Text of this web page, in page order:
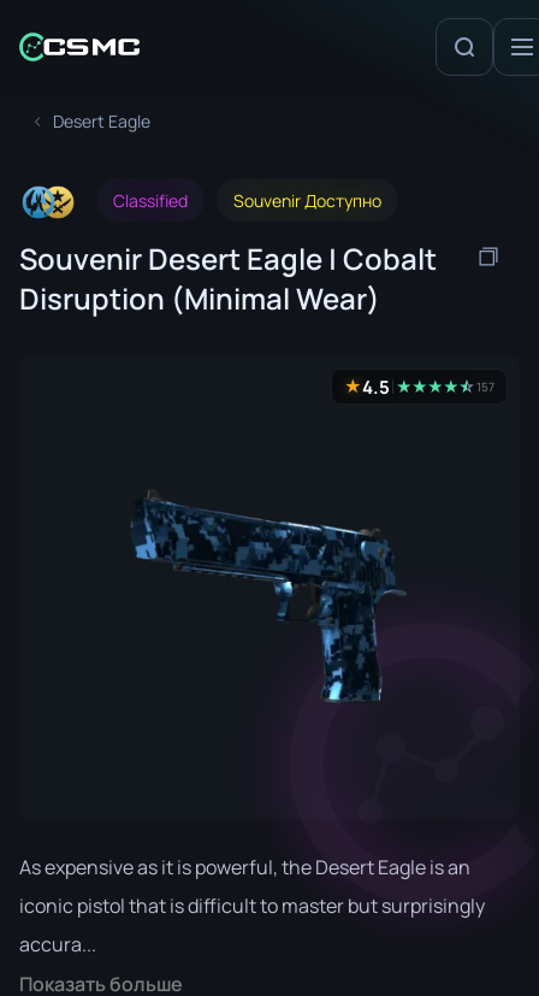
Desert Eagle
Classified Souvenir Доступно
Souvenir Desert Eagle | Cobalt
Disruption (Minimal Wear)
★4.5 ★★★★★
☆ 157
As expensive as it is powerful, the Desert Eagle is an
iconic pistol that is difficult to master but surprisingly
accura...
Показать больше